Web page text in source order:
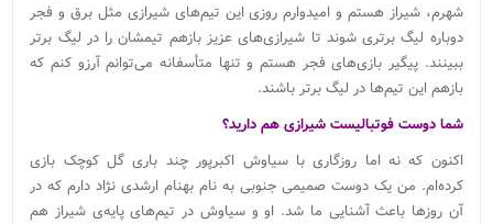
شهرم، شیراز هستم و امیدوارم روزی این تیم‌های شیرازی مثل برق و فجر
دوباره لیگ برتری شوند تا شیرازی‌های عزیز بازهم تیمشان را در لیگ برتر
ببینند. پیگیر بازی‌های فجر هستم و تنها متأسفانه می‌توانم آرزو کنم که
بازهم این تیم‌ها در لیگ برتر باشند.
شما دوست فوتبالیست شیرازی هم دارید؟
اکنون که نه اما روزگاری با سیاوش اکبرپور چند باری گل کوچک بازی
کرده‌ام. من یک دوست صمیمی جنوبی به نام بهنام ارشدی نژاد دارم که در
آن روزها باعث آشنایی ما شد. او و سیاوش در تیم‌های پایه‌ی شیراز هم